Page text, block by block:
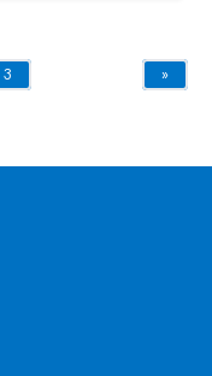
3 »